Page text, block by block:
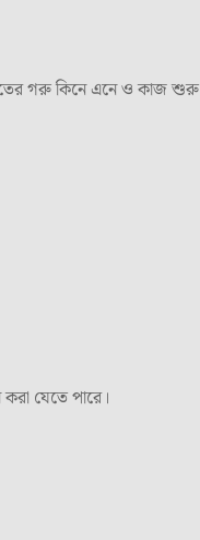
গরু কিনে এনে ও কাজ শুরু
যেতে পারে।